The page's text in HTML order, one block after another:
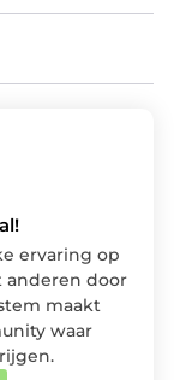
ervaring op
anderen door
maakt
waar